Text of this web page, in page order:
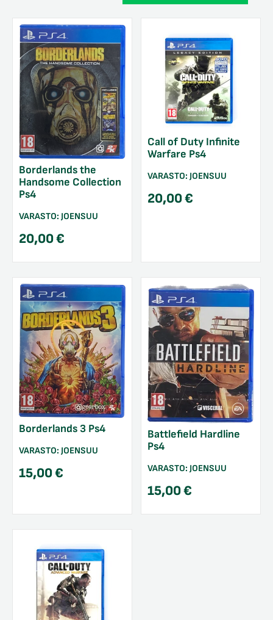
Borderlands the
Handsome Collection
Ps4
VARASTO: JOENSUU
20,00€
Call of Duty Infinite
Warfare Ps4
VARASTO: JOENSUU
20,00€
Borderlands 3 Ps4
VARASTO: JOENSUU
15,00€
Battlefield Hardline
Ps4
VARASTO: JOENSUU
15,00€